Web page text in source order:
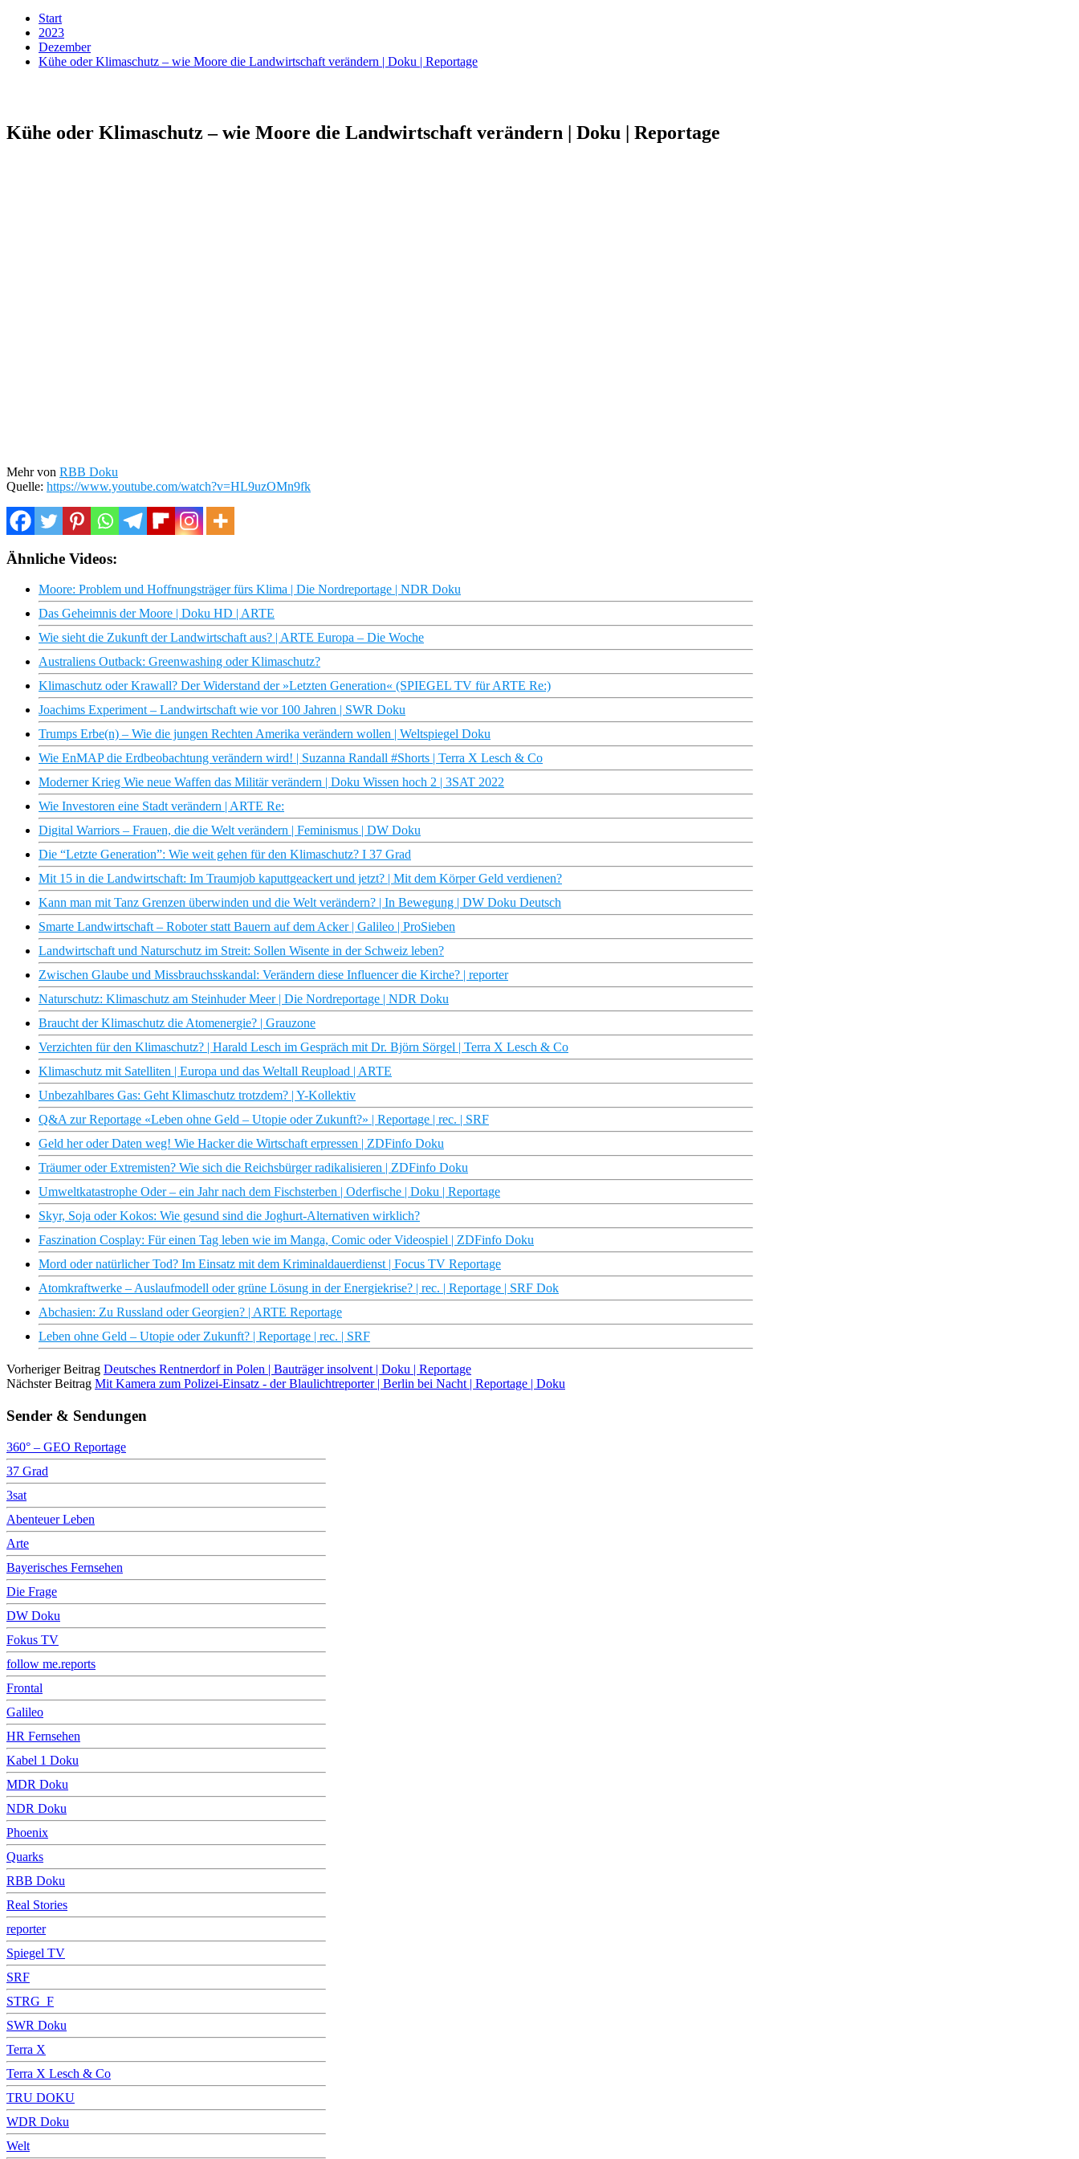
Start
2023
Dezember
Kühe oder Klimaschutz – wie Moore die Landwirtschaft verändern | Doku | Reportage
Kühe oder Klimaschutz – wie Moore die Landwirtschaft verändern | Doku | Reportage
Mehr von RBB Doku
Quelle: https://www.youtube.com/watch?v=HL9uzOMn9fk
Ähnliche Videos:
Moore: Problem und Hoffnungsträger fürs Klima | Die Nordreportage | NDR Doku
Das Geheimnis der Moore | Doku HD | ARTE
Wie sieht die Zukunft der Landwirtschaft aus? | ARTE Europa – Die Woche
Australiens Outback: Greenwashing oder Klimaschutz?
Klimaschutz oder Krawall? Der Widerstand der »Letzten Generation« (SPIEGEL TV für ARTE Re:)
Joachims Experiment – Landwirtschaft wie vor 100 Jahren | SWR Doku
Trumps Erbe(n) – Wie die jungen Rechten Amerika verändern wollen | Weltspiegel Doku
Wie EnMAP die Erdbeobachtung verändern wird! | Suzanna Randall #Shorts | Terra X Lesch & Co
Moderner Krieg Wie neue Waffen das Militär verändern | Doku Wissen hoch 2 | 3SAT 2022
Wie Investoren eine Stadt verändern | ARTE Re:
Digital Warriors – Frauen, die die Welt verändern | Feminismus | DW Doku
Die “Letzte Generation”: Wie weit gehen für den Klimaschutz? I 37 Grad
Mit 15 in die Landwirtschaft: Im Traumjob kaputtgeackert und jetzt? | Mit dem Körper Geld verdienen?
Kann man mit Tanz Grenzen überwinden und die Welt verändern? | In Bewegung | DW Doku Deutsch
Smarte Landwirtschaft – Roboter statt Bauern auf dem Acker | Galileo | ProSieben
Landwirtschaft und Naturschutz im Streit: Sollen Wisente in der Schweiz leben?
Zwischen Glaube und Missbrauchsskandal: Verändern diese Influencer die Kirche? | reporter
Naturschutz: Klimaschutz am Steinhuder Meer | Die Nordreportage | NDR Doku
Braucht der Klimaschutz die Atomenergie? | Grauzone
Verzichten für den Klimaschutz? | Harald Lesch im Gespräch mit Dr. Björn Sörgel | Terra X Lesch & Co
Klimaschutz mit Satelliten | Europa und das Weltall Reupload | ARTE
Unbezahlbares Gas: Geht Klimaschutz trotzdem? | Y-Kollektiv
Q&A zur Reportage «Leben ohne Geld – Utopie oder Zukunft?» | Reportage | rec. | SRF
Geld her oder Daten weg! Wie Hacker die Wirtschaft erpressen | ZDFinfo Doku
Träumer oder Extremisten? Wie sich die Reichsbürger radikalisieren | ZDFinfo Doku
Umweltkatastrophe Oder – ein Jahr nach dem Fischsterben | Oderfische | Doku | Reportage
Skyr, Soja oder Kokos: Wie gesund sind die Joghurt-Alternativen wirklich?
Faszination Cosplay: Für einen Tag leben wie im Manga, Comic oder Videospiel | ZDFinfo Doku
Mord oder natürlicher Tod? Im Einsatz mit dem Kriminaldauerdienst | Focus TV Reportage
Atomkraftwerke – Auslaufmodell oder grüne Lösung in der Energiekrise? | rec. | Reportage | SRF Dok
Abchasien: Zu Russland oder Georgien? | ARTE Reportage
Leben ohne Geld – Utopie oder Zukunft? | Reportage | rec. | SRF
Vorheriger Beitrag Deutsches Rentnerdorf in Polen | Bauträger insolvent | Doku | Reportage
Nächster Beitrag Mit Kamera zum Polizei-Einsatz - der Blaulichtreporter | Berlin bei Nacht | Reportage | Doku
Sender & Sendungen
360° – GEO Reportage
37 Grad
3sat
Abenteuer Leben
Arte
Bayerisches Fernsehen
Die Frage
DW Doku
Fokus TV
follow me.reports
Frontal
Galileo
HR Fernsehen
Kabel 1 Doku
MDR Doku
NDR Doku
Phoenix
Quarks
RBB Doku
Real Stories
reporter
Spiegel TV
SRF
STRG_F
SWR Doku
Terra X
Terra X Lesch & Co
TRU DOKU
WDR Doku
Welt